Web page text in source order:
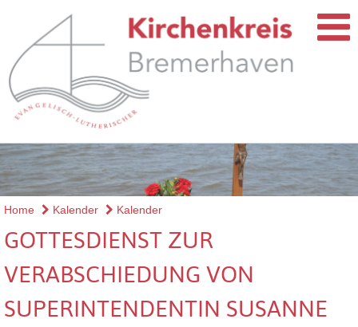
Home Kalender Kalender
GOTTESDIENST ZUR
VERABSCHIEDUNG VON
SUPERINTENDENTIN SUSANNE